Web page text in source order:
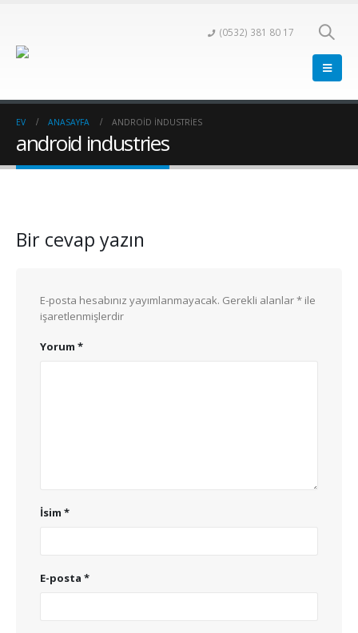
(0532) 381 80 17
EV ANASAYFA ANDROID INDUSTRIES
android industries
Bir cevap yazın
E-posta hesabınız yayımlanmayacak. Gerekli alanlar* ile
işaretlenmişlerdir
Yorum *
İsim *
E-posta *